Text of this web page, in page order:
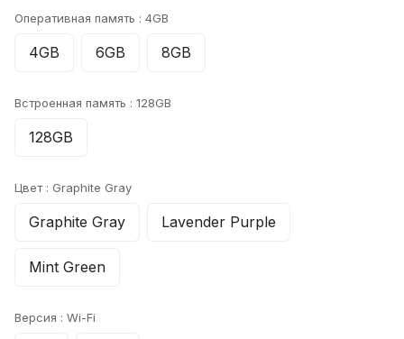
Оперативная память : 4GB
4GB 6GB 8GB
Встроенная память : 128GB
128GB
Цвет : Graphite Gray
Graphite Gray Lavender Purple
Mint Green
Версия : Wi-Fi